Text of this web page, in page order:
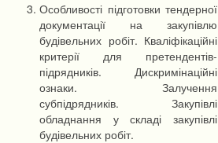
Особливості підготовки тендерної
документації на закупівлю
будівельних робіт. Кваліфікаційні
критерії для претендентів-
підрядників. Дискримінаційні
ознаки. Залучення
субпідрядників. Закупівлі
обладнання у складі закупівлі
будівельних робіт.